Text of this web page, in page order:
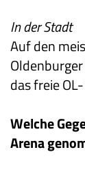
In der Stadt
Auf den
das freie
Welche
Arena